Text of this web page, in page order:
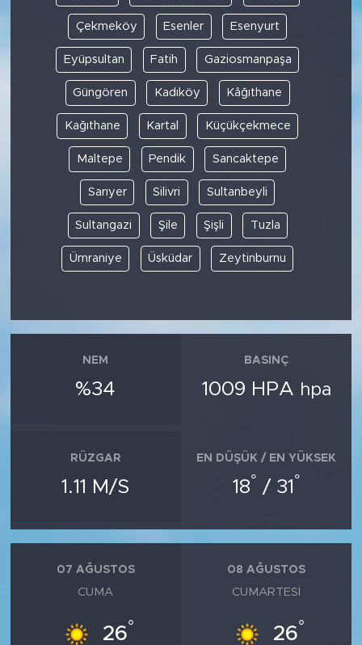
Çekmeköy Esenler Esenyurt
Eyüpsultan Fatih Gaziosmanpaşa
Güngören Kadıköy Kâğıthane
Kağıthane Kartal Küçükçekmece
Maltepe Pendik Sancaktepe
Sarıyer Silivri Sultanbeyli
Sultangazi Şile Şişli Tuzla
Ümraniye Üsküdar Zeytinburnu
NEM
%34
BASINÇ
1009 HPA hpa
RÜZGAR
1.11 M/S
EN DÜŞÜK / EN YÜKSEK
18° / 31 °
07 AĞUSTOS
CUMA
26°
08 AĞUSTOS
CUMARTESI
26°